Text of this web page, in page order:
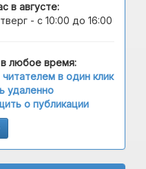
в августе:
- с 10:00 до 16:00
любое время:
читателем в один клик
удаленно
о публикации